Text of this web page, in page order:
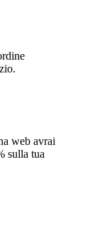
web avrai
sulla tua